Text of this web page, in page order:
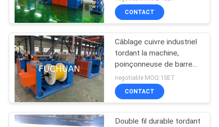
LES
AFFAIRES
PLAN
DU
SITE
CONTACT
Câblage cuivre industriel
tordant la machine,
poinçonneuse de barre
omnibus de cuivre
negotiable MOQ:1SET
CONTACT
Double fil durable tordant